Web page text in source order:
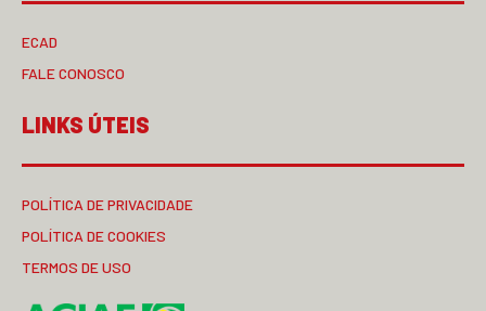
ECAD
FALE CONOSCO
LINKS ÚTEIS
POLÍTICA DE PRIVACIDADE
POLÍTICA DE COOKIES
TERMOS DE USO